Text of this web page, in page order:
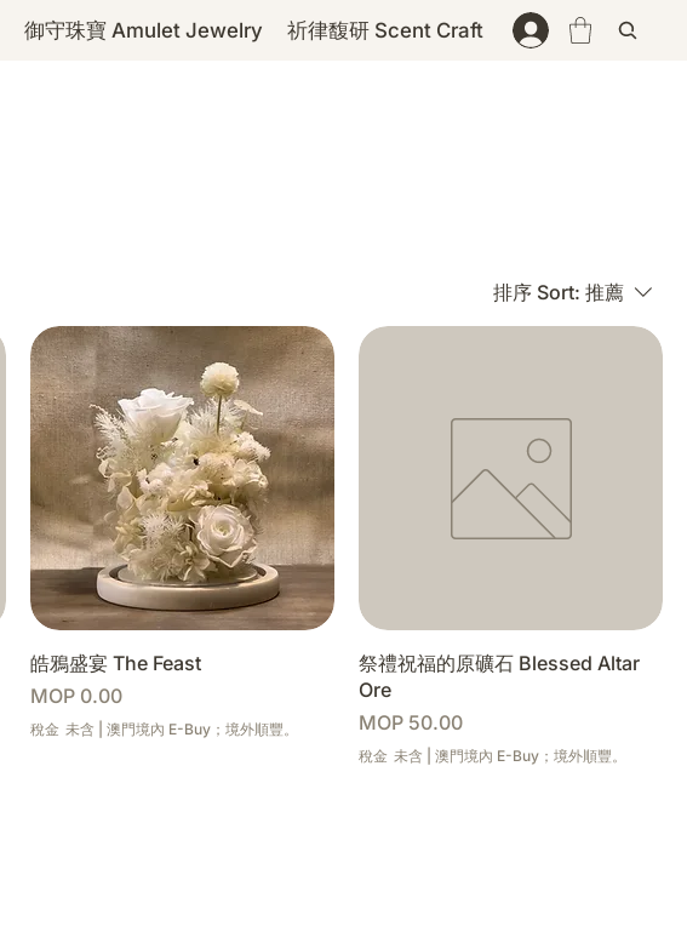
御守珠寶 Amulet Jewelry 祈律馥研 Scent Craft
排序 Sort: 推薦
皓鴉盛宴 The Feast
價格
MOP 0.00
稅金 未含 澳門境內 E-Buy；境外順豐。
祭禮祝福的原礦石 Blessed Altar
Ore
價格
MOP 50.00
稅金 未含 澳門境內 E-Buy；境外順豐。